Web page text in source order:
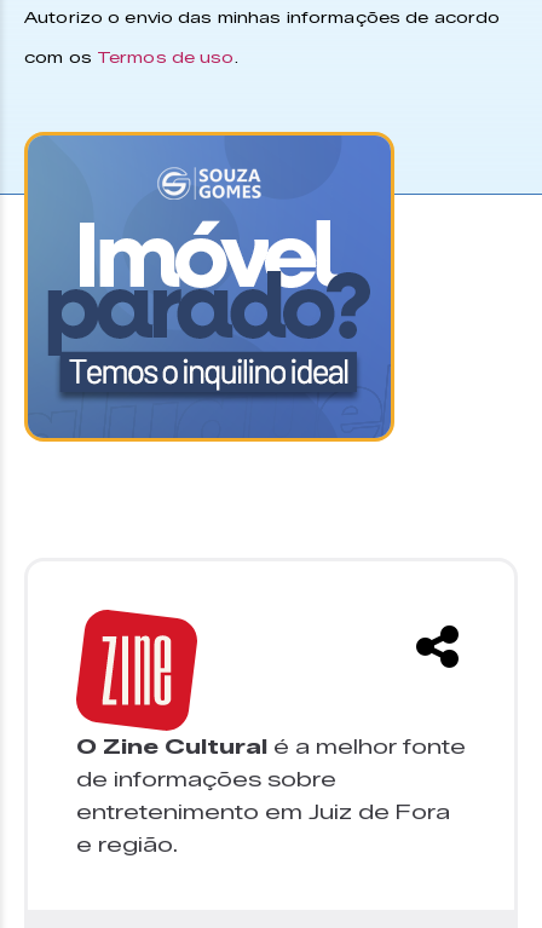
Autorizo o envio das minhas informações de acordo
com os Termos de uso.
O Zine Cultural é a melhor fonte
de informações sobre
entretenimento em Juiz de Fora
e região.